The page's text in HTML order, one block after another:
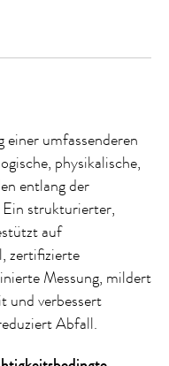
umfassenderen
physikalische,
entlang der
strukturierter,
auf
zertifizierte
Messung, mildert
und verbessert
Abfall.